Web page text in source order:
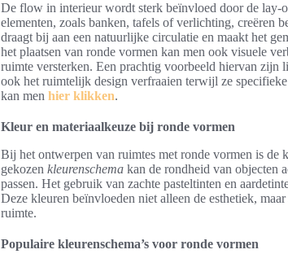
De flow in interieur wordt sterk beïnvloed door de lay-
elementen, zoals banken, tafels of verlichting, creëren
draagt bij aan een natuurlijke circulatie en maakt het
het plaatsen van ronde vormen kan men ook visuele
ruimte versterken. Een prachtig voorbeeld hiervan zijn
ook het ruimtelijk design verfraaien terwijl ze
kan men hier klikken.
Kleur en materiaalkeuze bij ronde vormen
Bij het ontwerpen van ruimtes met ronde vormen is de
gekozen kleurenschema kan de rondheid van objecten
passen. Het gebruik van zachte pasteltinten en
Deze kleuren beïnvloeden niet alleen de esthetiek,
ruimte.
Populaire kleurenschema’s voor ronde vormen